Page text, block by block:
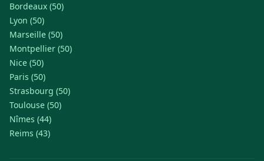
Bordeaux (50)
Lyon (50)
Marseille (50)
Montpellier (50)
Nice (50)
Paris (50)
Strasbourg (50)
Toulouse (50)
Nîmes (44)
Reims (43)